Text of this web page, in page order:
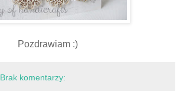
Pozdrawiam :)
Brak komentarzy: